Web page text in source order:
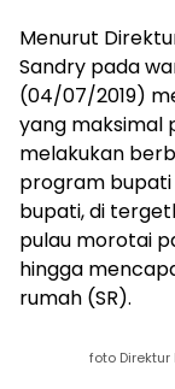
Menurut
Sandry pada
(04/07/2019)
yang maksimal
melakukan
program bupati
bupati, di
pulau morotai
hingga
rumah (SR).
foto Direktur